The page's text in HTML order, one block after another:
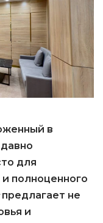
в
для
полноценного
предлагает не
и